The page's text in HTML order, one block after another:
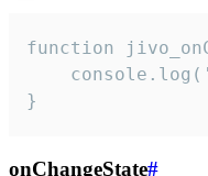
function
}
onChangeState#